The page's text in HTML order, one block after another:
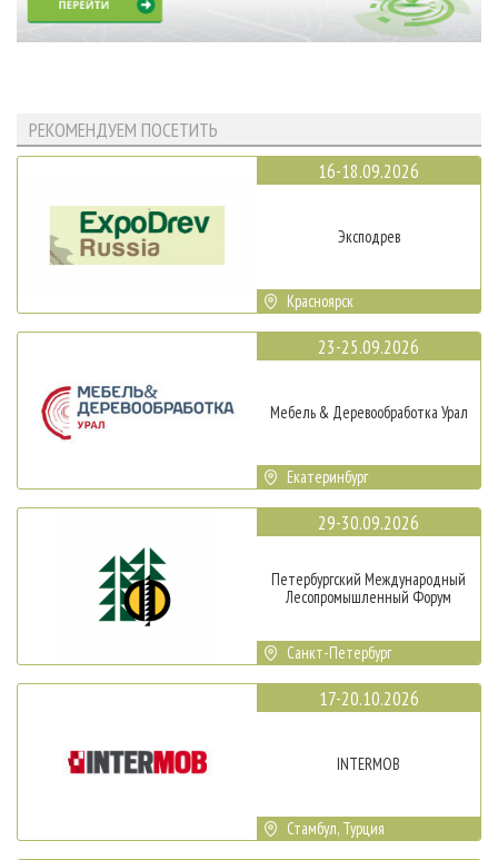
РЕКОМЕНДУЕМ ПОСЕТИТЬ
16-18.09.2026
Эксподрев
Красноярск
23-25.09.2026
Мебель & Деревообработка Урал
Екатеринбург
29-30.09.2026
Петербургский Международный
Лесопромышленный Форум
Санкт-Петербург
17-20.10.2026
INTERMOB
Стамбул, Турция